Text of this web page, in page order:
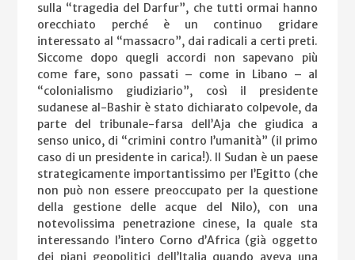
sulla “tragedia del Darfur”, che tutti ormai hanno
orecchiato perché è un continuo gridare
interessato al “massacro”, dai radicali a certi preti.
Siccome dopo quegli accordi non sapevano più
come fare, sono passati – come in Libano – al
“colonialismo giudiziario”, così il presidente
sudanese al-Bashir è stato dichiarato colpevole, da
parte del tribunale-farsa dell’Aja che giudica a
senso unico, di “crimini contro l’umanità” (il primo
caso di un presidente in carica!). Il Sudan è un paese
strategicamente importantissimo per l’Egitto (che
non può non essere preoccupato per la questione
della gestione delle acque del Nilo), con una
notevolissima penetrazione cinese, la quale sta
interessando l’intero Corno d’Africa (già oggetto
dei piani geopolitici dell’Italia quando aveva una